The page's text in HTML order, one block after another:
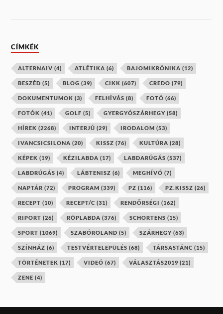
CÍMKÉK
ALTERNAIV (4) ATLÉTIKA (6) BAJOMIKRÓNIKA (12)
BESZÉD (5) BLOG (39) CIKK (607) CREDO (79)
DOKUMENTUMOK (3) FELHÍVÁS (8) FOTÓ (66)
FOTÓK (41) GOLF (5) GYERGYÓSZÁRHEGY (58)
HÍREK (2268) INTERJÚ (29) IRODALOM (53)
IVANCSICSILONA (20) KISSZ (76) KULTÚRA (28)
KÉPEK (19) KÉZILABDA (17) LABDARÚGÁS (537)
LABDRÚGÁS (4) LÁBTENISZ (6) MEGHÍVÓ (7)
NAPTÁR (72) PROGRAM (339) PZ (116) PZ.KISSZ (26)
RECEPT (10) RECEPT/C (31) RENDŐRSÉGI (162)
RIPORT (26) RÖPLABDA (376) SCHORTENS (15)
SPORT (1069) SZABÓROLAND (5) SZÁRHEGY (63)
SZÍNHÁZ (6) TESTVÉRTELEPÜLÉS (68) TÁRSASTÁNC (15)
TÖRTÉNETEK (17) VIDEÓ (67) VÁLASZTÁS2019 (21)
ZENE (4)